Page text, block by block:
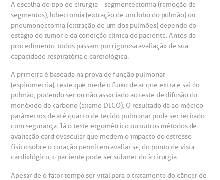
de exames
de Exames
atendimento e dos serviços prestados.
A Ouvidoria e SAC são canais para você, cliente da BP, tirar
suas dúvidas, registrar suas reclamações ou fazer elogios
relacionados ao nosso atendimento e aos nossos serviços.
Horário de atendimento: 2ª a 6ª feira das 7h às 18h
(11)3505-1000
ouvidoria@bp.org.br
Endereço:
Rua Maestro Cardim, 769
CEP: 01323-001 | Bela Vista
São Paulo - SP
de conduta
Financeiras
social da BP
corporativa
Telemedicina BP
de Infarto SUS
de Visita
socorro
de cópia de prontuário médico
de Excelência em Neurologia e
de Excelência em Ortopedia
especialidades
A escolha do tipo de cirurgia – segmentectomia (remoção de
segmentos), lobectomia (extração de um lobo do pulmão) ou
pneumonectomia (extração de um dos pulmões) depende do
estágio do tumor e da condição clínica do paciente. Antes do
procedimento, todos passam por rigorosa avaliação de sua
capacidade respiratória e cardiológica.
A primeira é baseada na prova de função pulmonar
(espirometria), teste que mede o fluxo de ar que entra e sai do
pulmão, podendo ser ou não associado ao teste de difusão do
monóxido de carbono (exame DLCO). O resultado dá ao médico
parâmetros de até quanto de tecido pulmonar pode ser retirado
com segurança. Já o teste ergométrico ou outros métodos de
avaliação cardiovascular que medem o impacto do estresse
físico sobre o coração permitem avaliar se, do ponto de vista
cardiológico, o paciente pode ser submetido à cirurgia.
Apesar de o fator tempo ser vital para o tratamento do câncer de